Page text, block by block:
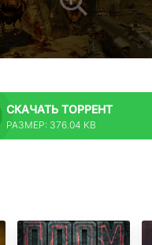
СКАЧАТЬ ТОРРЕНТ
РАЗМЕР: 376.04 KB